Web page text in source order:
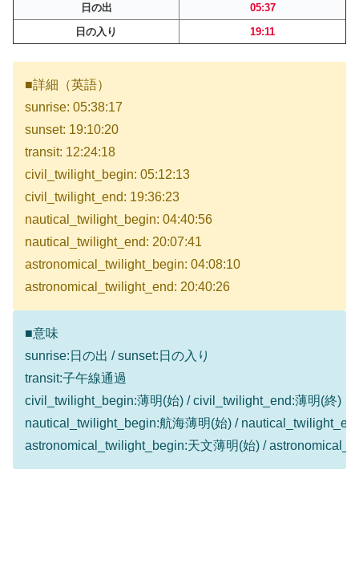
日の出
05:37
日の入り
19:11
■詳細（英語）
sunrise: 05:38:17
sunset: 19:10:20
transit: 12:24:18
civil_twilight_begin: 05:12:13
civil_twilight_end: 19:36:23
nautical_twilight_begin: 04:40:56
nautical_twilight_end: 20:07:41
astronomical_twilight_begin: 04:08:10
astronomical_twilight_end: 20:40:26
■意味
sunrise:日の出 / sunset:日の入り
transit:子午線通過
civil_twilight_begin:薄明(始) / civil_twilight_end:薄明(終)
nautical_twilight_begin:航海薄明(始) /
astronomical_twilight_begin:天文薄明(始) /